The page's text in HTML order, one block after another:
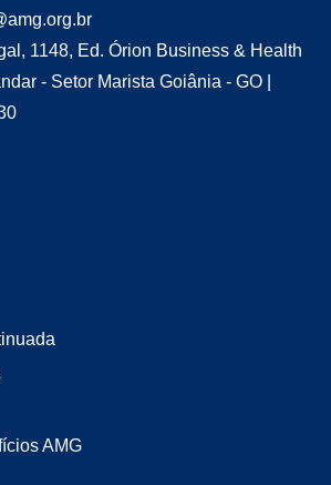
1148, Ed. Órion Business & Health
- Setor Marista Goiânia - GO |
AMG